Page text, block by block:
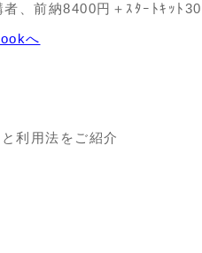
、前納8400円＋ｽﾀｰﾄｷｯﾄ
へ
利用法をご紹介